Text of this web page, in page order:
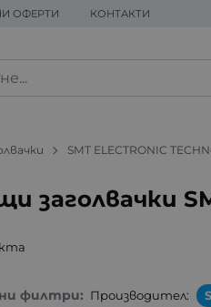
ОФЕРТИ КОНТАКТИ
SMT ELECTRONIC
заголвачки
филтри: Производител: